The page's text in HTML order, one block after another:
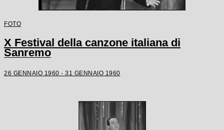
FOTO
X Festival della canzone italiana di
Sanremo
26 GENNAIO 1960 - 31 GENNAIO 1960